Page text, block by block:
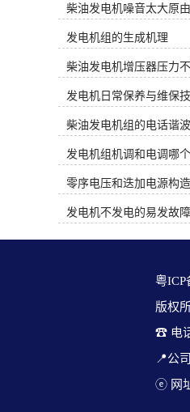
喷油器何时喷油。2、康
系统就象PT燃油系统那
时间概念。PT系统完全
依靠机械方法调整燃油
制燃油压力，而QSK19
通过电子方式调整执行
面积来控制燃油压力。3
从发动机的油水分离器中
芯。（2）注意油箱及管
（3）注意油箱通风孔及
洁，避免污物、灰尘和
箱。（4）绝对不要用水
“负”极电缆并断开发动
连接器。（6）注意发动
图1 电控柴油机燃油系
油电控系统故障诊断思
统是一个精密而复杂的
机的运转性能有很大的
面向未来的前瞻性技术
化生产的优点，选定国
机组，在保证质量的同
缩短交期。因此，（1）
PT燃油机构、Holset废
空空中冷技术，保证高效
响应。其具体部件（发
机、控制系统、切换开
智能发展：满足中、美、
严苛排放标准；布局微电
术，可融合储能机构。
斯发电机组在应对特殊、
场景时，依仗其强大的
的适应性和全球化的服
下几个关键领域： 船用
须在高湿、高盐、连续
稳定工作。cummins机
与认证：机组经过耐腐
按“钢质海船入级建造规
术：领先的船用变速康
发电机组的生成机理
发电机日常保养与维保
发电机组机调和电调哪个
粤ICP
版权
☎ 电
📍公
ⓔ 网